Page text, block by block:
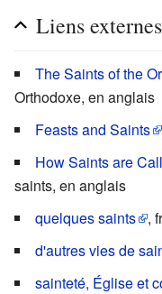
Liens externes
The Saints of the
Orthodoxe, en anglais
Feasts and Saints
How Saints are
saints, en anglais
quelques saints
, fr
d'autres vies de
sainteté, Église et